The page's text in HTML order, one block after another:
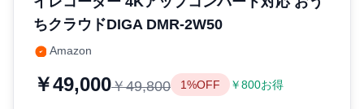
ちクラウドDIGA DMR-2W50
Amazon
￥49,000￥49,800 1%OFF ￥800お得